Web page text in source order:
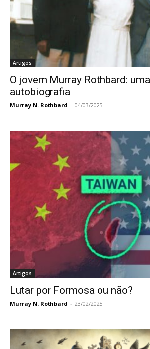
Artigos
O jovem Murray Rothbard: uma
autobiografia
Murray N. Rothbard - 04/03/2025
Artigos
Lutar por Formosa ou não?
Murray N. Rothbard - 23/02/2025